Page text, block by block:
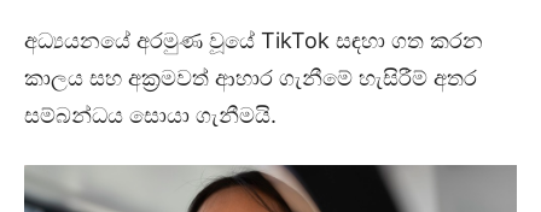
අධ්‍යයනයේ අරමුණ වූයේ TikTok සඳහා ගත කරන
කාලය සහ අක්‍රමවත් ආහාර ගැනීමේ හැසිරීම් අතර
සම්බන්ධය සොයා ගැනීමයි.